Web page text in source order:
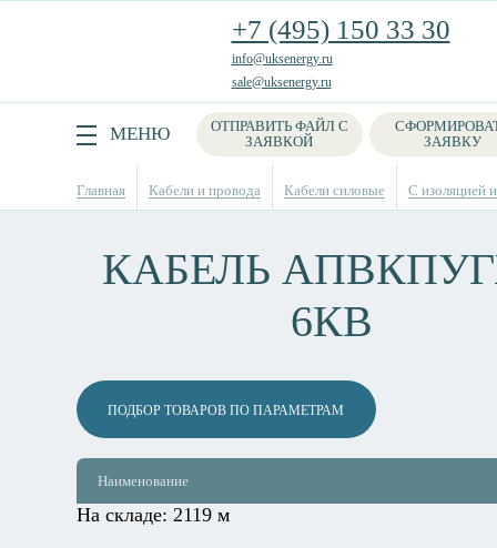
+7 (495) 150 33 30
info@uksenergy.ru
sale@uksenergy.ru
МЕНЮ
ОТПРАВИТЬ ФАЙЛ С
ЗАЯВКОЙ
ЗАЯВКУ
Поиск
Главная Кабели и провода Кабели силовые С изоляцией
КАБЕЛЬ
6КВ
ПОДБОР ТОВАРОВ ПО ПАРАМЕТРАМ
Наименование
На складе: 2119 м